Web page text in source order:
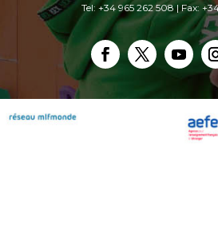
Tel: +34 965 262 508 | Fax: